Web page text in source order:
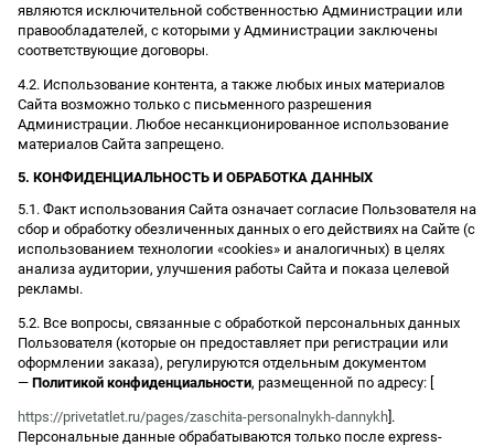
являются исключительной собственностью Администрации или
правообладателей, с которыми у Администрации заключены
соответствующие договоры.
4.2. Использование контента, а также любых иных материалов
Сайта возможно только с письменного разрешения
Администрации. Любое несанкционированное использование
материалов Сайта запрещено.
5. КОНФИДЕНЦИАЛЬНОСТЬ И ОБРАБОТКА ДАННЫХ
5.1. Факт использования Сайта означает согласие Пользователя на
сбор и обработку обезличенных данных о его действиях на Сайте (с
использованием технологии «cookies» и аналогичных) в целях
анализа аудитории, улучшения работы Сайта и показа целевой
рекламы.
5.2. Все вопросы, связанные с обработкой персональных данных
Пользователя (которые он предоставляет при регистрации или
оформлении заказа), регулируются отдельным документом
— Политикой конфиденциальности, размещенной по адресу: [
https://privetatlet.ru/pages/zaschita-personalnykh-dannykh].
Персональные данные обрабатываются только после express-